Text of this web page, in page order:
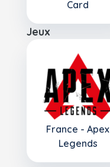
Card
Jeux
France - Apex
Legends